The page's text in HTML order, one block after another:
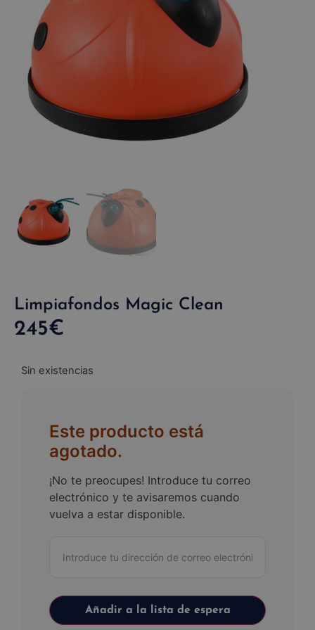
Limpiafondos Magic Clean
245€
Sin existencias
Este producto está
agotado.
¡No te preocupes! Introduce tu correo
electrónico y te avisaremos cuando
vuelva a estar disponible.